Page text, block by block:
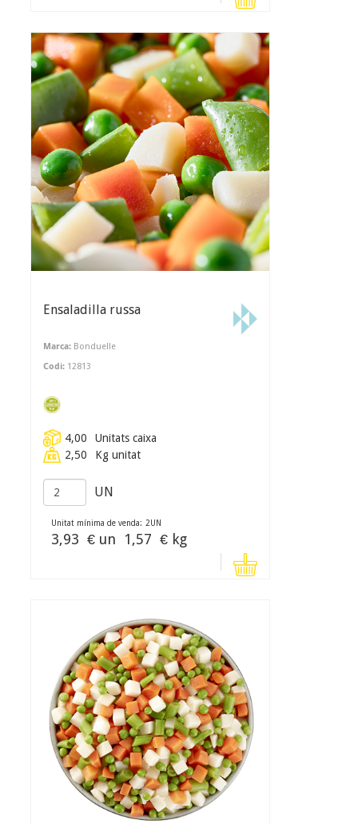
Ensaladilla russa
Marca: Bonduelle
Codi: 12813
4,00
Unitats caixa
2,50
Kg unitat
UN
Unitat mínima de venda: 2UN
3,93 € un 1,57 € kg